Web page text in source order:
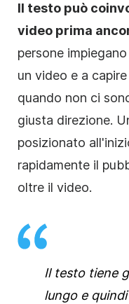
Il testo può
video prima
persone
un video e a
quando non ci
giusta direzione.
posizionato
rapidamente il
oltre il video.
Il testo tiene
lungo e